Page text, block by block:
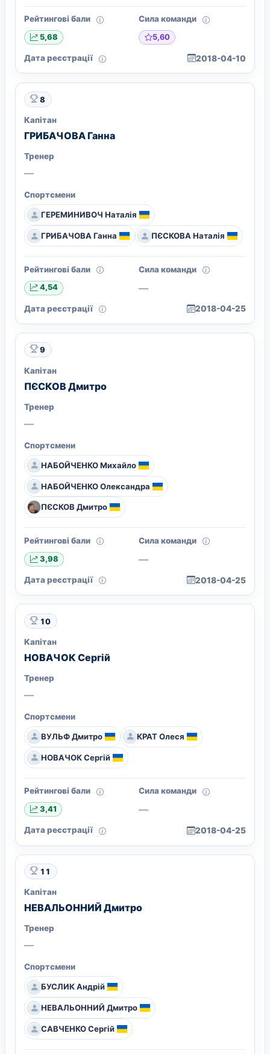
Рейтингові бали
5,68
Сила команди
5,60
Дата реєстрації 2018-04-10
8
Капітан
ГРИБАЧОВА Ганна
Тренер
—
Спортсмени
ГЕРЕМИНИВОЧ Наталія
ГРИБАЧОВА Ганна ПЄСКОВА Наталія
Рейтингові бали
4,54
Сила команди
—
Дата реєстрації 2018-04-25
9
Капітан
ПЄСКОВ Дмитро
Тренер
—
Спортсмени
НАБОЙЧЕНКО Михайло
НАБОЙЧЕНКО Олександра
ПЄСКОВ Дмитро
Рейтингові бали
3,98
Сила команди
—
Дата реєстрації 2018-04-25
10
Капітан
НОВАЧОК Сергій
Тренер
—
Спортсмени
ВУЛЬФ Дмитро КРАТ Олеся
НОВАЧОК Сергій
Рейтингові бали
3,41
Сила команди
—
Дата реєстрації 2018-04-25
11
Капітан
НЕВАЛЬОННИЙ Дмитро
Тренер
—
Спортсмени
БУСЛИК Андрій
НЕВАЛЬОННИЙ Дмитро
САВЧЕНКО Сергій